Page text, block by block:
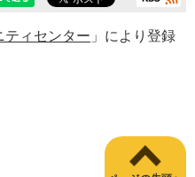
ティセンター 」により登録